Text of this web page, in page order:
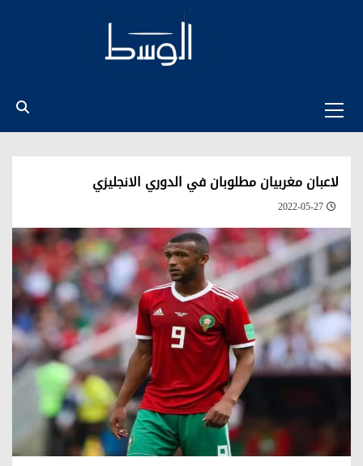
Menu
لاعبان مغربيان مطلوبان في الدوري الانجليزي
2022-05-27